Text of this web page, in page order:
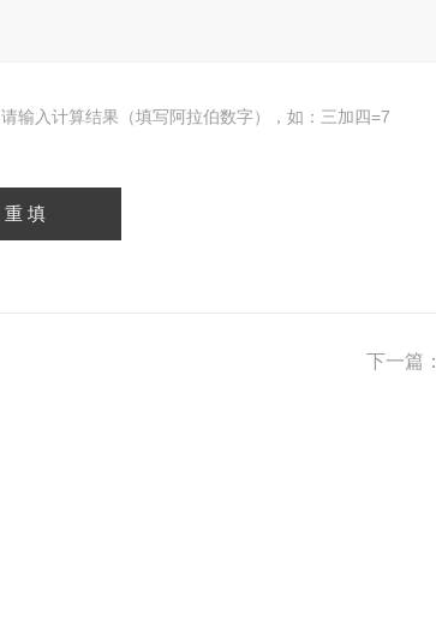
请输入计算结果（填写阿拉伯数字），如：三加四=7
下一篇：